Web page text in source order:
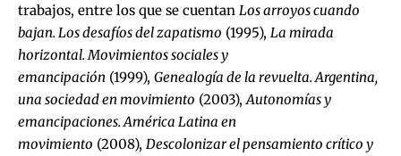
trabajos, entre los que se cuentan Los arroyos cuando
bajan. Los desafíos del zapatismo (1995), La mirada
horizontal. Movimientos sociales y
emancipación (1999), Genealogía de la revuelta. Argentina,
una sociedad en movimiento (2003), Autonomías y
emancipaciones. América Latina en
movimiento (2008), Descolonizar el pensamiento crítico y